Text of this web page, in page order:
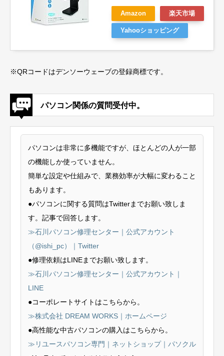
Amazon 楽天市場
Yahooショッピング
※QRコードはデンソーウェーブの登録商標です。
パソコン関係の質問受付中。
パソコンは非常に多機能ですが、ほとんどの人が一部
の機能しか使っていません。
簡単な設定や仕組みで、業務効率が大幅に変わること
もあります。
●パソコンに関する質問はTwitterまでお願い致しま
す。記事で回答します。
≫石川パソコン修理センター｜公式アカウント
（@ishi_pc）｜Twitter
●修理依頼はLINEまでお願い致します。
≫石川パソコン修理センター｜公式アカウント｜
LINE
●コーポレートサイトはこちらから。
≫株式会社 DREAM WORKS｜ホームページ
●高性能な中古パソコンの購入はこちらから。
≫リユースパソコン専門｜ネットショップ｜パソクル